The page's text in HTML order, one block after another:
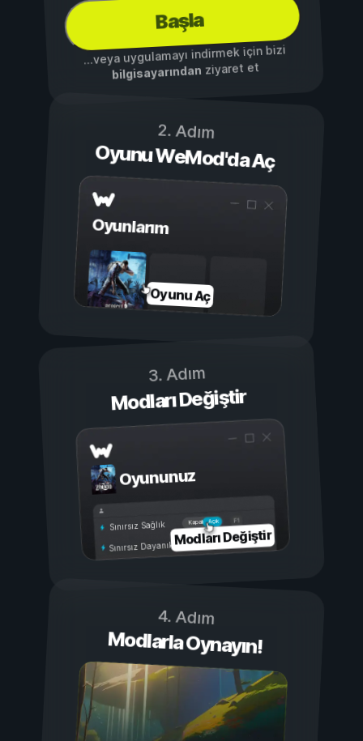
Başla
...veya uygulamayı indirmek için bizi
bilgisayarından ziyaret et
2. Adım
Oyunu WeMod'da Aç
Oyunlarım
Oyunu Aç
3. Adım
Modları Değiştir
Oyununuz
Açık
Kapalı
Sınırsız Sağlık
Sınırsız DayanıklılıkModları Değiştir
4. Adım
Modlarla Oynayın!